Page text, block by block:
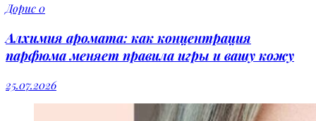
Дорис0
Алхимия аромата: как концентрация
парфюма меняет правила игры и вашу кожу
25.07.2026